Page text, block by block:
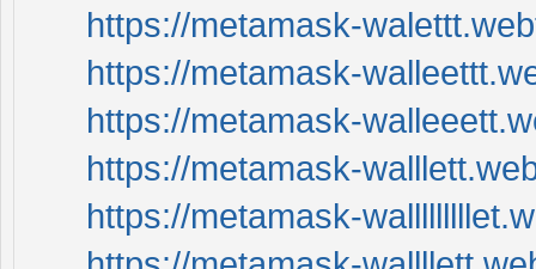
https://metamask-
https://metamask-
https://metamask-
https://metamask-
https://metamask-